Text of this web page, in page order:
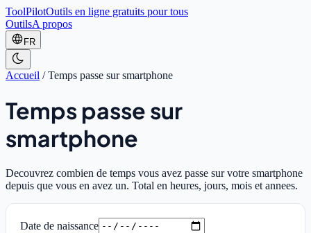
ToolPilotOutils en ligne gratuits pour tous
OutilsA propos
FR
Accueil /Temps passe sur smartphone
Temps passe sur
smartphone
Decouvrez combien de temps vous avez passe sur votre smartphone
depuis que vous en avez un. Total en heures, jours, mois et annees.
Date de naissance